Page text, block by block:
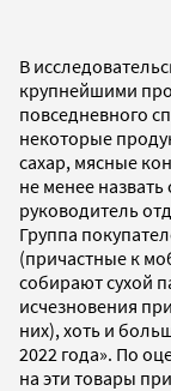
В
крупнейшими
повседневного
некоторые
сахар, мясные
не менее
руководитель
Группа
(причастные к
собирают сухой
исчезновения
них), хоть и
2022 года». По
на эти товары